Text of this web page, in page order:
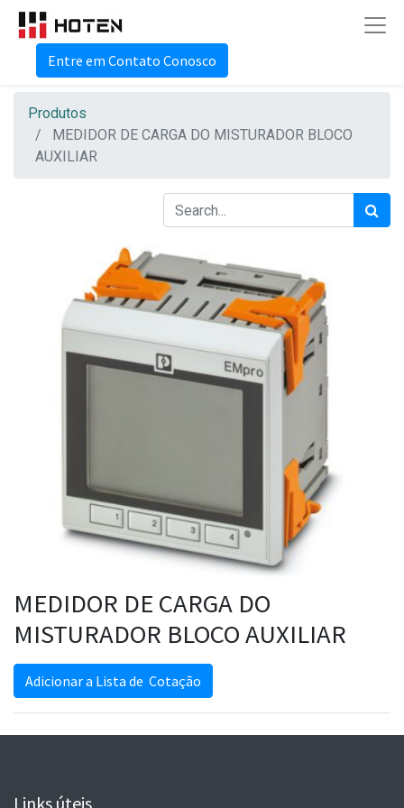
Entre em Contato Conosco
Produtos
MEDIDOR DE CARGA DO MISTURADOR BLOCO
AUXILIAR
MEDIDOR DE CARGA DO
MISTURADOR BLOCO AUXILIAR
Adicionar a Lista de Cotação
Links úteis